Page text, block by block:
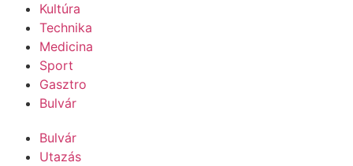
Kultúra
Technika
Medicina
Sport
Gasztro
Bulvár
Bulvár
Utazás